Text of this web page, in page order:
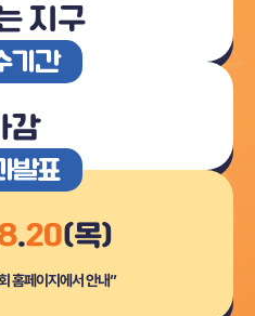
지구
기간
감
발표
.20(목)
홈페이지에서 안내”